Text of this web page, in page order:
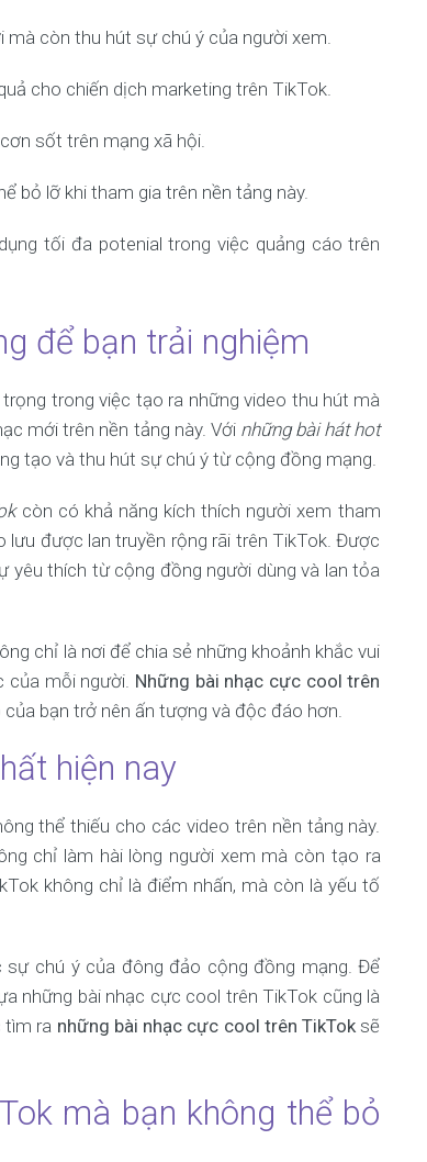
còn thu hút sự chú ý của người xem.
cho chiến dịch marketing trên TikTok.
sốt trên mạng xã hội.
bỏ lỡ khi tham gia trên nền tảng này.
tối đa potenial trong việc quảng cáo trên
để bạn trải nghiệm
trong việc tạo ra những video thu hút mà
mới trên nền tảng này. Với những bài hát hot
tạo và thu hút sự chú ý từ cộng đồng mạng.
còn có khả năng kích thích người xem tham
được lan truyền rộng rãi trên TikTok. Được
yêu thích từ cộng đồng người dùng và lan tỏa
chỉ là nơi để chia sẻ những khoảnh khắc vui
của mỗi người. Những bài nhạc cực cool trên
bạn trở nên ấn tượng và độc đáo hơn.
hiện nay
thể thiếu cho các video trên nền tảng này.
chỉ làm hài lòng người xem mà còn tạo ra
không chỉ là điểm nhấn, mà còn là yếu tố
chú ý của đông đảo cộng đồng mạng. Để
những bài nhạc cực cool trên TikTok cũng là
tìm ra những bài nhạc cực cool trên TikTok sẽ
mà bạn không thể bỏ